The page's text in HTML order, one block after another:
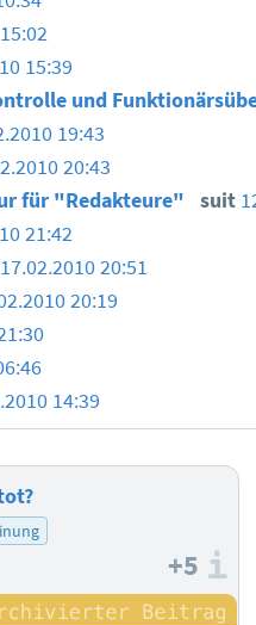
15:39
und
19:43
20:43
für "Redakteure" suit
21:42
17.02.2010 20:51
20:19
14:39
+5